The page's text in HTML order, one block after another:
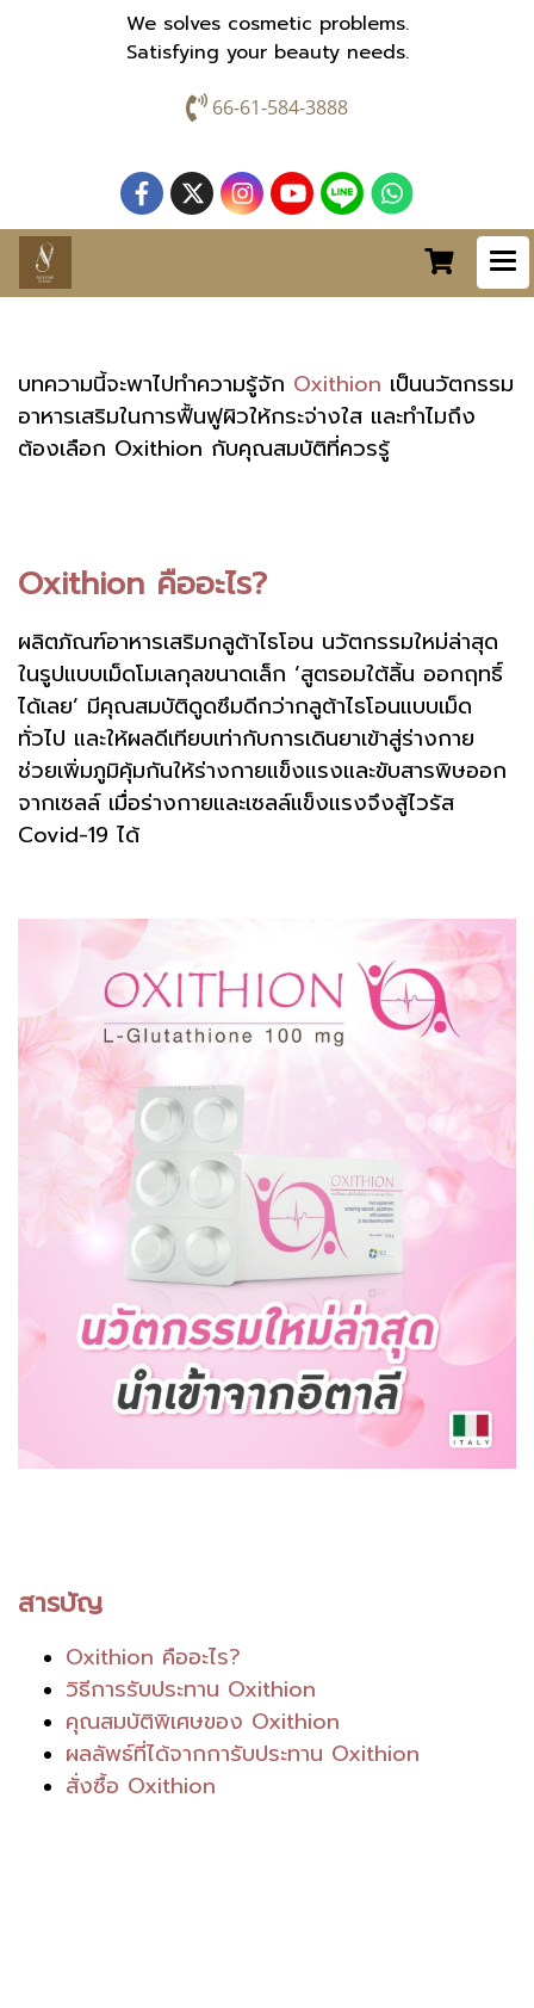
We solves cosmetic problems.
Satisfying your beauty needs.
66-61-584-3888
บทความนี้จะพาไปทำความรู้จัก Oxithion เป็นนวัตกรรม
อาหารเสริมในการฟื้นฟูผิวให้กระจ่างใส และทำไมถึง
ต้องเลือก Oxithion กับคุณสมบัติที่ควรรู้
Oxithion คืออะไร?
ผลิตภัณฑ์อาหารเสริมกลูต้าไธโอน นวัตกรรมใหม่ล่าสุด
ในรูปแบบเม็ดโมเลกุลขนาดเล็ก ‘สูตรอมใต้ลิ้น ออกฤทธิ์
ได้เลย’ มีคุณสมบัติดูดซึมดีกว่ากลูต้าไธโอนแบบเม็ด
ทั่วไป และให้ผลดีเทียบเท่ากับการเดินยาเข้าสู่ร่างกาย
ช่วยเพิ่มภูมิคุ้มกันให้ร่างกายแข็งแรงและขับสารพิษออก
จากเซลล์ เมื่อร่างกายและเซลล์แข็งแรงจึงสู้ไวรัส
Covid-19 ได้
สารบัญ
Oxithion คืออะไร?
วิธีการรับประทาน Oxithion
คุณสมบัติพิเศษของ Oxithion
ผลลัพธ์ที่ได้จากการับประทาน Oxithion
สั่งซื้อ Oxithion